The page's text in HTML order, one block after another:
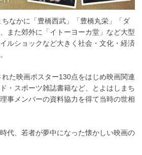
なかに「豊橋西武」「豊橋丸栄」「ダ
また郊外に「イトーヨーカ堂」など大型
ルショックなど大きく社会・文化・経済
た映画ポスター130点をはじめ映画関連
・スポーツ雑誌書籍など、とよはしまち
事メンバーの資料協力を得て当時の世相
代、若者が夢中になった懐かしい映画の